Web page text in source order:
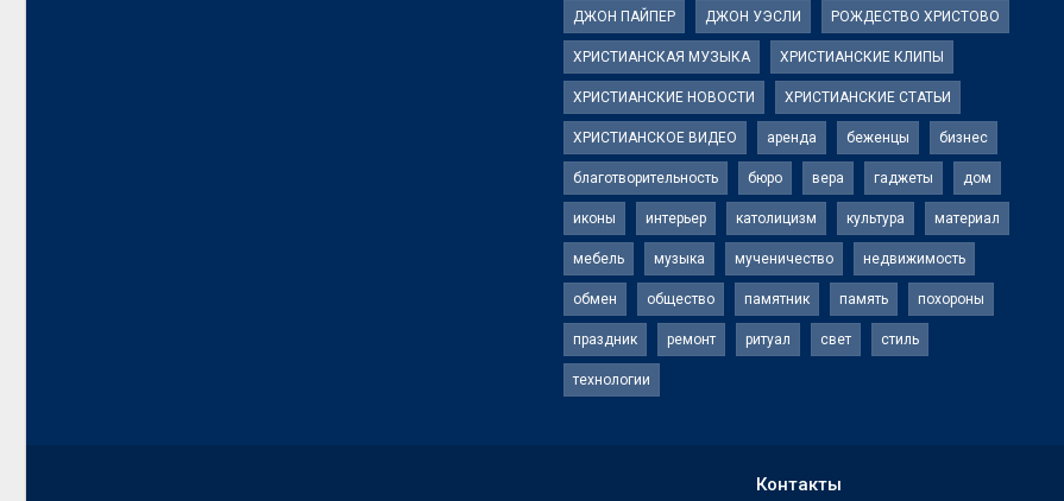
ДЖОН ПАЙПЕР ДЖОН УЭСЛИ РОЖДЕСТВО ХРИСТОВО
ХРИСТИАНСКАЯ МУЗЫКА ХРИСТИАНСКИЕ КЛИПЫ
ХРИСТИАНСКИЕ НОВОСТИ ХРИСТИАНСКИЕ СТАТЬИ
ХРИСТИАНСКОЕ ВИДЕО аренда беженцы бизнес
благотворительность бюро вера гаджеты дом
иконы интерьер католицизм культура материал
мебель музыка мученичество недвижимость
обмен общество памятник память похороны
праздник ремонт ритуал свет стиль
технологии
Контакты